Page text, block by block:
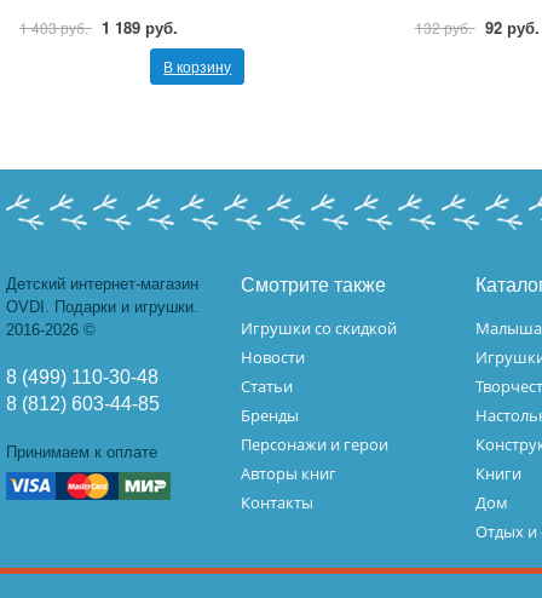
1 403 руб. 1 189 руб.
В корзину
132 руб. 92 руб.
Детский интернет-магазин
OVDI. Подарки и игрушки.
2016-2026 ©
8 (499) 110-30-48
8 (812) 603-44-85
Принимаем к оплате
Смотрите также
Игрушки со скидкой
Новости
Статьи
Бренды
Персонажи и герои
Авторы книг
Контакты
Книги
Дом
Отдых и